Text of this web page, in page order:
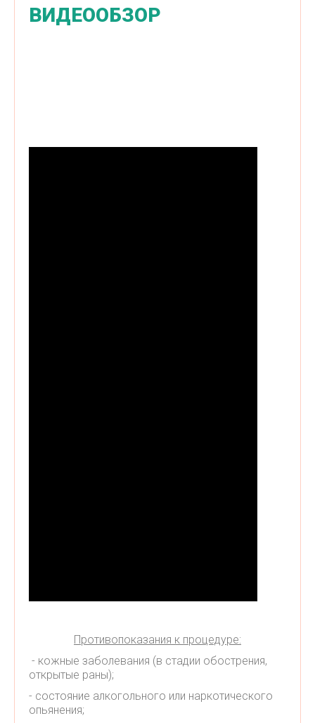
ВИДЕООБЗОР
Противопоказания к процедуре:
- кожные заболевания (в стадии обострения,
открытые раны);
- состояние алкогольного или наркотического
опьянения;